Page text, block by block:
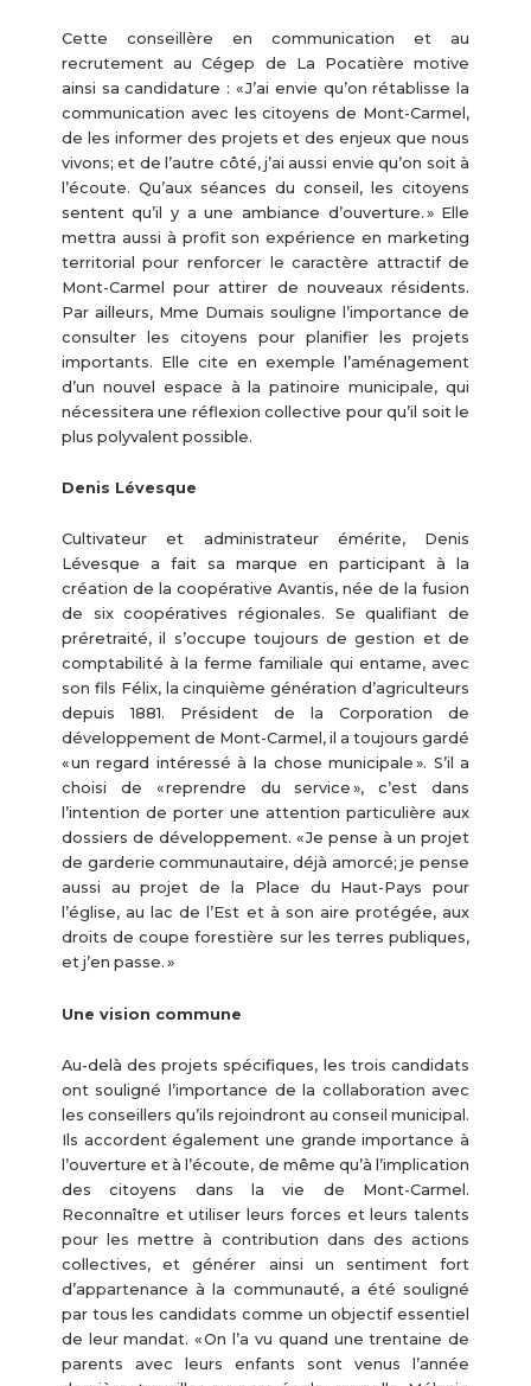
Cette conseillère en communication et au
recrutement au Cégep de La Pocatière motive
ainsi sa candidature : « J’ai envie qu’on rétablisse la
communication avec les citoyens de Mont-Carmel,
de les informer des projets et des enjeux que nous
vivons; et de l’autre côté, j’ai aussi envie qu’on soit à
l’écoute. Qu’aux séances du conseil, les citoyens
sentent qu’il y a une ambiance d’ouverture. » Elle
mettra aussi à profit son expérience en marketing
territorial pour renforcer le caractère attractif de
Mont-Carmel pour attirer de nouveaux résidents.
Par ailleurs, Mme Dumais souligne l’importance de
consulter les citoyens pour planifier les projets
importants. Elle cite en exemple l’aménagement
d’un nouvel espace à la patinoire municipale, qui
nécessitera une réflexion collective pour qu’il soit le
plus polyvalent possible.
Denis Lévesque
Cultivateur et administrateur émérite, Denis
Lévesque a fait sa marque en participant à la
création de la coopérative Avantis, née de la fusion
de six coopératives régionales. Se qualifiant de
préretraité, il s’occupe toujours de gestion et de
comptabilité à la ferme familiale qui entame, avec
son fils Félix, la cinquième génération d’agriculteurs
depuis 1881. Président de la Corporation de
développement de Mont-Carmel, il a toujours gardé
« un regard intéressé à la chose municipale ». S’il a
choisi de « reprendre du service », c’est dans
l’intention de porter une attention particulière aux
dossiers de développement. « Je pense à un projet
de garderie communautaire, déjà amorcé; je pense
aussi au projet de la Place du Haut-Pays pour
l’église, au lac de l’Est et à son aire protégée, aux
droits de coupe forestière sur les terres publiques,
et j’en passe. »
Une vision commune
Au-delà des projets spécifiques, les trois candidats
ont souligné l’importance de la collaboration avec
les conseillers qu’ils rejoindront au conseil municipal.
Ils accordent également une grande importance à
l’ouverture et à l’écoute, de même qu’à l’implication
des citoyens dans la vie de Mont-Carmel.
Reconnaître et utiliser leurs forces et leurs talents
pour les mettre à contribution dans des actions
collectives, et générer ainsi un sentiment fort
d’appartenance à la communauté, a été souligné
par tous les candidats comme un objectif essentiel
de leur mandat. « On l’a vu quand une trentaine de
parents avec leurs enfants sont venus l’année